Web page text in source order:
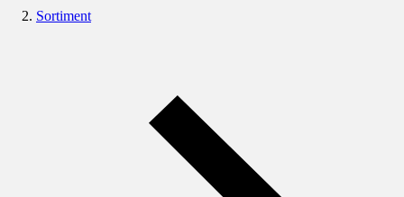
Sortiment